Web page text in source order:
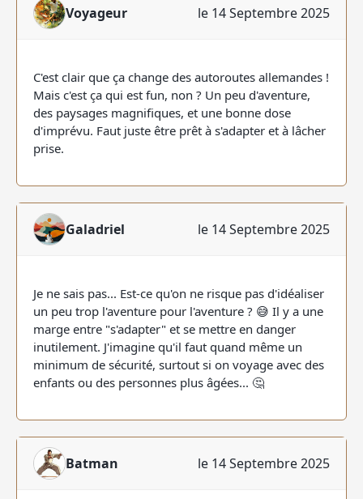
Voyageur le 14 Septembre 2025
C'est clair que ça change des autoroutes allemandes !
Mais c'est ça qui est fun, non ? Un peu d'aventure,
des paysages magnifiques, et une bonne dose
d'imprévu. Faut juste être prêt à s'adapter et à lâcher
prise.
Galadriel le 14 Septembre 2025
Je ne sais pas... Est-ce qu'on ne risque pas d'idéaliser
un peu trop l'aventure pour l'aventure ? 😅 Il y a une
marge entre "s'adapter" et se mettre en danger
inutilement. J'imagine qu'il faut quand même un
minimum de sécurité, surtout si on voyage avec des
enfants ou des personnes plus âgées... 🤔
Batman le 14 Septembre 2025